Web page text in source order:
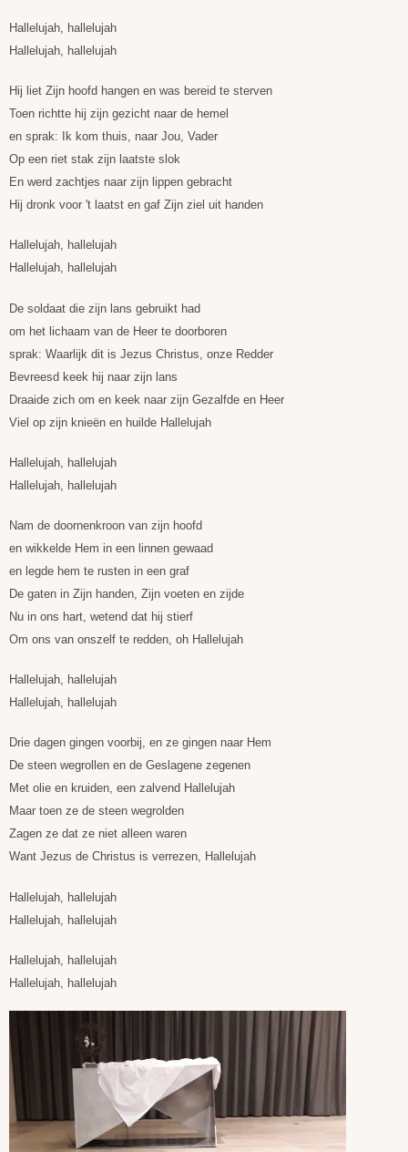
Hallelujah, hallelujah
Hallelujah, hallelujah
Hij liet Zijn hoofd hangen en was bereid te sterven
Toen richtte hij zijn gezicht naar de hemel
en sprak: Ik kom thuis, naar Jou, Vader
Op een riet stak zijn laatste slok
En werd zachtjes naar zijn lippen gebracht
Hij dronk voor 't laatst en gaf Zijn ziel uit handen
Hallelujah, hallelujah
Hallelujah, hallelujah
De soldaat die zijn lans gebruikt had
om het lichaam van de Heer te doorboren
sprak: Waarlijk dit is Jezus Christus, onze Redder
Bevreesd keek hij naar zijn lans
Draaide zich om en keek naar zijn Gezalfde en Heer
Viel op zijn knieën en huilde Hallelujah
Hallelujah, hallelujah
Hallelujah, hallelujah
Nam de doornenkroon van zijn hoofd
en wikkelde Hem in een linnen gewaad
en legde hem te rusten in een graf
De gaten in Zijn handen, Zijn voeten en zijde
Nu in ons hart, wetend dat hij stierf
Om ons van onszelf te redden, oh Hallelujah
Hallelujah, hallelujah
Hallelujah, hallelujah
Drie dagen gingen voorbij, en ze gingen naar Hem
De steen wegrollen en de Geslagene zegenen
Met olie en kruiden, een zalvend Hallelujah
Maar toen ze de steen wegrolden
Zagen ze dat ze niet alleen waren
Want Jezus de Christus is verrezen, Hallelujah
Hallelujah, hallelujah
Hallelujah, hallelujah
Hallelujah, hallelujah
Hallelujah, hallelujah